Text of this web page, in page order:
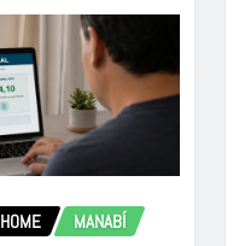
HOME MANABÍ